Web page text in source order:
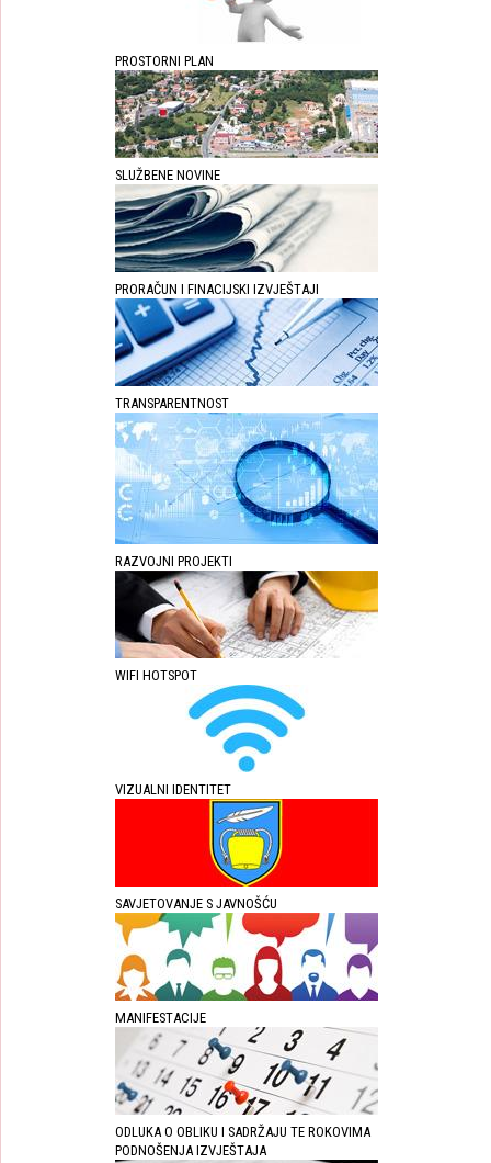
PROSTORNI PLAN
SLUŽBENE NOVINE
PRORAČUN I FINACIJSKI IZVJEŠTAJI
TRANSPARENTNOST
RAZVOJNI PROJEKTI
WIFI HOTSPOT
VIZUALNI IDENTITET
SAVJETOVANJE S JAVNOŠĆU
MANIFESTACIJE
ODLUKA O OBLIKU I SADRŽAJU TE ROKOVIMA
PODNOŠENJA IZVJEŠTAJA